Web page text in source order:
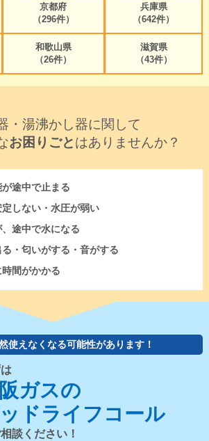
京都府
（296件）
兵庫県
（642件）
和歌山県
（26件）
滋賀県
（43件）
・湯沸かし器に関して
お困りごとはありませんか？
途中で止まる
しない・水圧が弱い
途中で水になる
・匂いがする・音がする
間がかかる
使えなくなる可能性があります！
ガスの
ドライフコール
談ください！